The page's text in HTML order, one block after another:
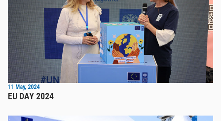
11 May, 2024
EU DAY 2024